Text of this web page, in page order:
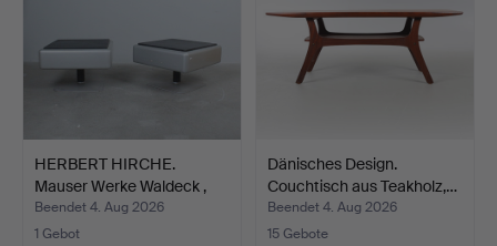
HERBERT HIRCHE.
Mauser Werke Waldeck ,
Paa…
Beendet 4. Aug 2026
1 Gebot
Dänisches Design.
Couchtisch aus Teakholz,…
Beendet 4. Aug 2026
15 Gebote